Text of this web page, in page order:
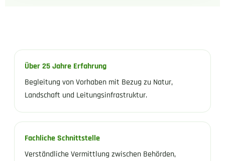
Über 25 Jahre Erfahrung
Begleitung von Vorhaben mit Bezug zu Natur,
Landschaft und Leitungsinfrastruktur.
Fachliche Schnittstelle
Verständliche Vermittlung zwischen Behörden,